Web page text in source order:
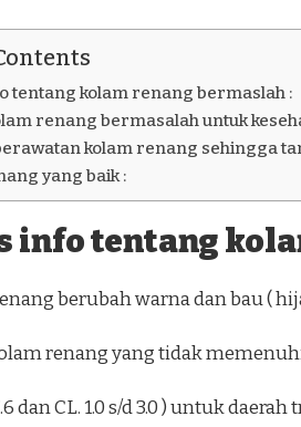
tentang kolam renang bermaslah :
renang bermasalah untuk
kolam renang sehingga
yang baik :
info tentang
berubah warna dan bau (
renang yang tidak
dan CL. 1.0 s/d 3.0 ) untuk